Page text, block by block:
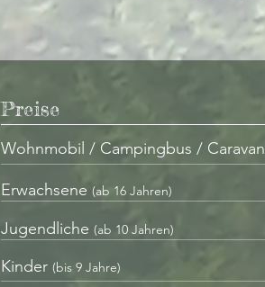
Preise
Wohnmobil / Campingbus / Caravan
Erwachsene (ab 16 Jahren)
Jugendliche (ab 10 Jahren)
Kinder (bis 9 Jahre)